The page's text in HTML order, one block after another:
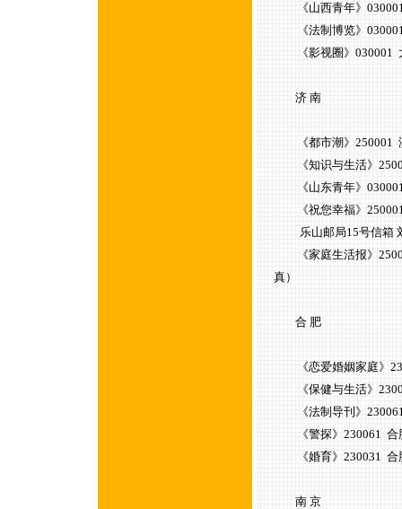
《山西青年》030001
《法制博览》
《影视圈》030001
济 南
《都市潮》250001
《知识与生活》
《山东青年》030001
《祝您幸福》250001
乐山邮局15号信箱
《家庭生活报》
真）
合 肥
《恋爱婚姻家庭》
《保健与生活》
《法制导刊》
《警探》230061 合
《婚育》230031 合
南 京